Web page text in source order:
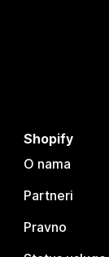
Shopify
O nama
Partneri
Pravno